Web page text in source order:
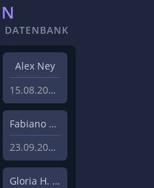
DATENBANK
Alex Ney
15.08.2019
Fabiano Uslenghi
23.09.2019
Gloria H. Manderfeld